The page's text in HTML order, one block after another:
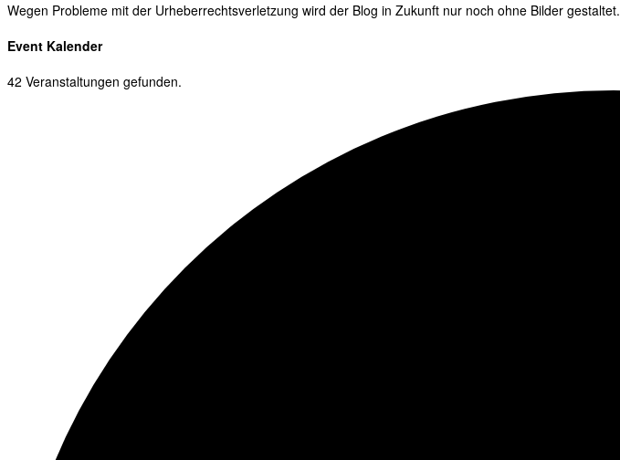
Wegen Probleme mit der Urheberrechtsverletzung wird der Blog in Zukunft nur noch ohne Bilder gestaltet.
Event Kalender
42 Veranstaltungen gefunden.